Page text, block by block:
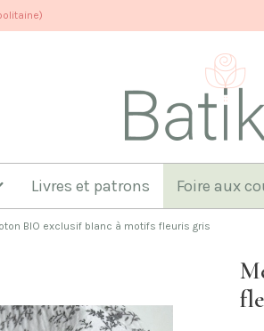
Livres et patrons Foire aux
BIO exclusif blanc à motifs fleuris gris